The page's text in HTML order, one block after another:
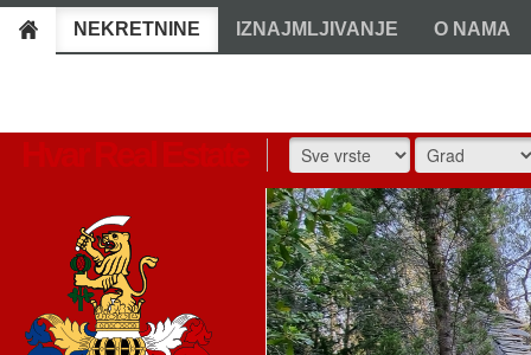
NEKRETNINE IZNAJMLJIVANJE O NAMA